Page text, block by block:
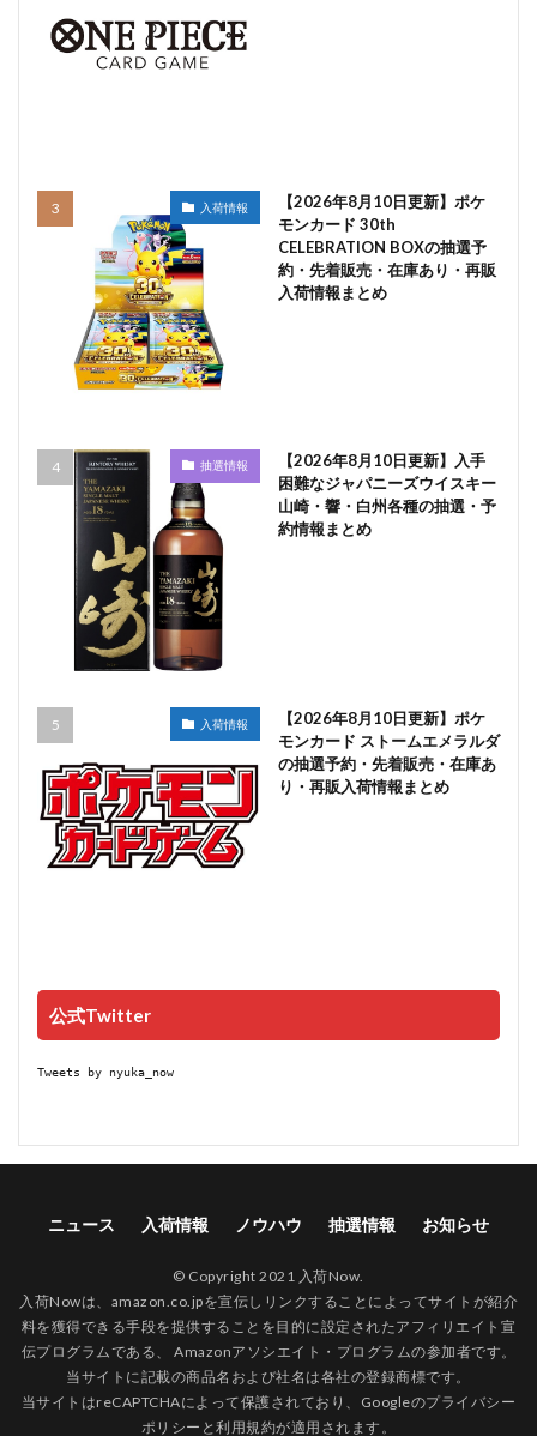
入荷情報
【2026年8月10日更新】ポケ
モンカード 30th
CELEBRATION BOXの抽選予
約・先着販売・在庫あり・再販
入荷情報まとめ
抽選情報
【2026年8月10日更新】入手
困難なジャパニーズウイスキー
山崎・響・白州各種の抽選・予
約情報まとめ
入荷情報
【2026年8月10日更新】ポケ
モンカード ストームエメラルダ
の抽選予約・先着販売・在庫あ
り・再販入荷情報まとめ
公式Twitter
Tweets by nyuka_now
ニュース 入荷情報 ノウハウ 抽選情報 お知らせ
© Copyright 2021 入荷Now.
入荷Nowは、amazon.co.jpを宣伝しリンクすることによってサイトが紹介
料を獲得できる手段を提供することを目的に設定されたアフィリエイト宣
伝プログラムである、 Amazonアソシエイト・プログラムの参加者です。
当サイトに記載の商品名および社名は各社の登録商標です。
当サイトはreCAPTCHAによって保護されており、Googleのプライバシー
ポリシー と利用規約が適用されます。